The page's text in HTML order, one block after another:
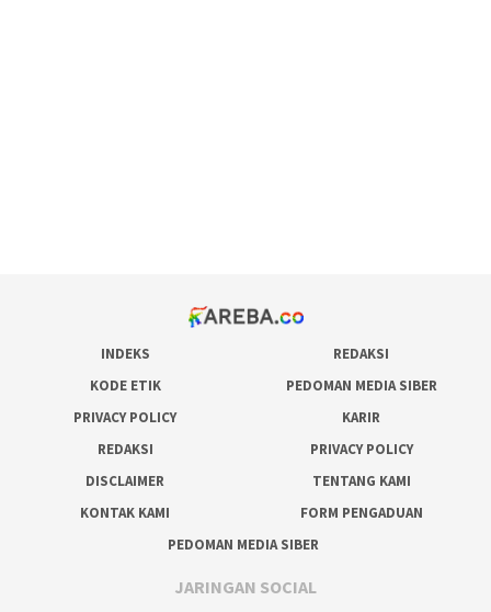
INDEKS
REDAKSI
KODE ETIK
PEDOMAN MEDIA SIBER
PRIVACY POLICY
KARIR
REDAKSI
PRIVACY POLICY
DISCLAIMER
TENTANG KAMI
KONTAK KAMI
FORM PENGADUAN
PEDOMAN MEDIA SIBER
JARINGAN SOCIAL